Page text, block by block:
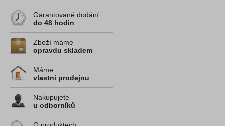
Garantované dodání
do 48 hodin
Zboží máme
opravdu skladem
Máme
vlastní prodejnu
Nakupujete
u odborníků